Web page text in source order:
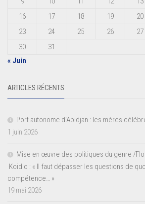
16
17 18 19 20
23
24 25 26 27
30
31
« Juin
ARTICLES RÉCENTS
Port autonome d’Abidjan : les mères
1 juin 2026
Mise en œuvre des politiques du genre /
Koidio : « Il faut dépasser les questions de
compétence… »
19 mai 2026